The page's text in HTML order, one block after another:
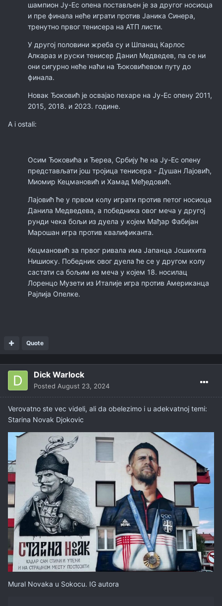
шампион Ју-Ес опена постављен је за другог носиоца
и пре финала неће играти против Јаника Синера,
тренутно првог тенисера на АТП листи.
У другој половини жреба су и Шпанац Карлос
Алкараз и руски тенисер Данил Медведев, па се ни
они сигурно неће наћи на Ђоковићевом путу до
финала.
Новак Ђоковић је освајао пехаре на Ју-Ес опену 2011,
2015, 2018. и 2023. године.
A i ostali:
Осим Ђоковића и Ђереа, Србију ће на Ју-Ес опену
представљати још тројица тенисера - Душан Лајовић,
Миомир Кецмановић и Хамад Међедовић.
Лајовић ће у првом колу играти против петог носиоца
Данила Медведева, а победника овог меча у другој
рунди чека бољи из дуела у којем Мађар Фабијан
Марошан игра против квалификанта.
Кецмановић за првог ривала има Јапанца Јошихита
Нишиоку. Победник овог дуела ће се у другом колу
састати са бољим из меча у којем 18. носилац
Лоренцо Музети из Италије игра против Американца
Рајлија Опелке.
Quote
Dick Warlock
Posted August 23, 2024
Verovatno ste vec videli, ali da obelezimo i u adekvatnoj temi:
Starina Novak Djokovic
Mural Novaka u Sokocu. IG autora